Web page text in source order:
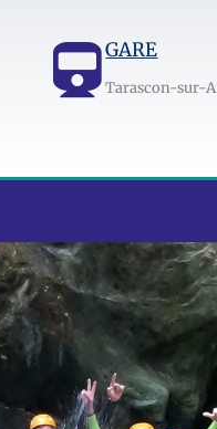
GARE
Tarascon-sur-